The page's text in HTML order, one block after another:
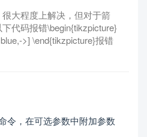
大程度上解决，但对于箭
代码报错\begin{tikzpicture}
>] \end{tikzpicture}报错
令，在可选参数中附加参数